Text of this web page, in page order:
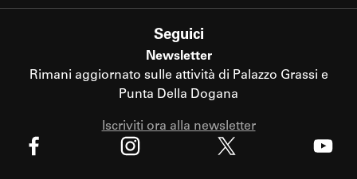
Seguici
Newsletter
Rimani aggiornato sulle attività di Palazzo Grassi e
Punta Della Dogana
Iscriviti ora alla newsletter